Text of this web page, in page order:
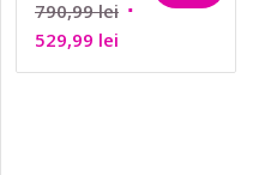
Lagerfeld
790,99lei Prețul
a
529,99 leiPrețul
curent